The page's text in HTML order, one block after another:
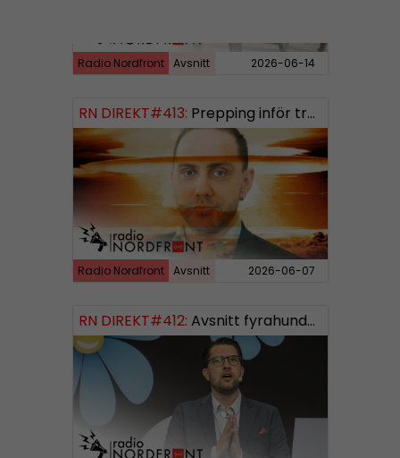
Radio Nordfront Avsnitt 2026-06-14
RN DIREKT#413: Prepping inför tredje världskriget
Radio Nordfront Avsnitt 2026-06-07
RN DIREKT#412: Avsnitt fyrahundratolv SWISH: 0700738064